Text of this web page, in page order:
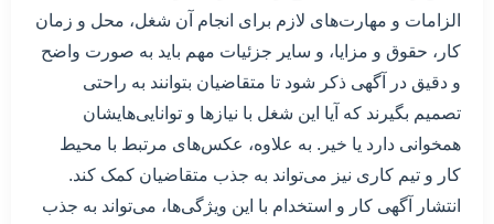
الزامات و مهارت‌های لازم برای انجام آن شغل، محل و زمان
کار، حقوق و مزایا، و سایر جزئیات مهم باید به صورت واضح
و دقیق در آگهی ذکر شود تا متقاضیان بتوانند به راحتی
تصمیم بگیرند که آیا این شغل با نیازها و توانایی‌هایشان
همخوانی دارد یا خیر. به علاوه، عکس‌های مرتبط با محیط
کار و تیم کاری نیز می‌تواند به جذب متقاضیان کمک کند.
انتشار آگهی کار و استخدام با این ویژگی‌ها، می‌تواند به جذب